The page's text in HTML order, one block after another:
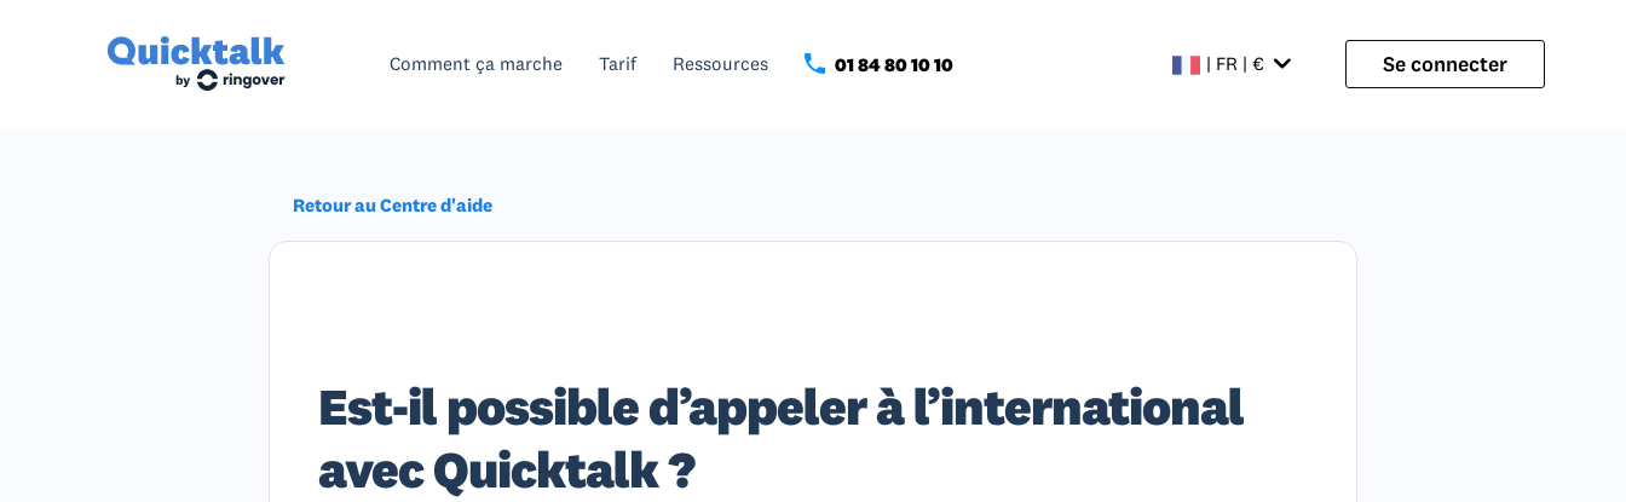
Comment ça marche Tarif Ressources 01 84 80 10 10 | FR | € Se connecter
Retour au Centre d'aide
Est-il possible d’appeler à l’international
avec Quicktalk ?